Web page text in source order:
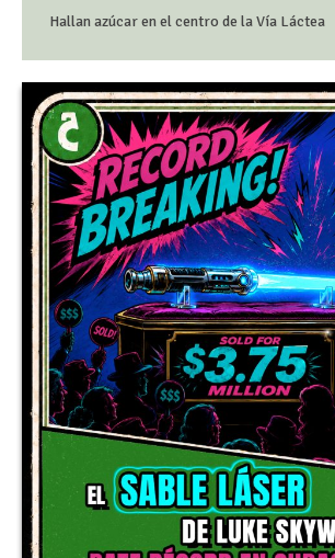
Hallan azúcar en el centro de la Vía Láctea